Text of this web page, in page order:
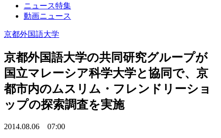
ニュース特集
動画ニュース
京都外国語大学
京都外国語大学の共同研究グループが
国立マレーシア科学大学と協同で、京
都市内のムスリム・フレンドリーショ
ップの探索調査を実施
2014.08.06 07:00